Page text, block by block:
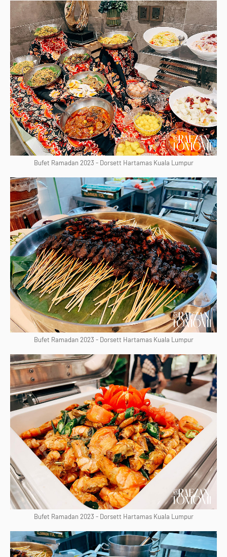
Bufet Ramadan 2023 - Dorsett Hartamas Kuala Lumpur
Bufet Ramadan 2023 - Dorsett Hartamas Kuala Lumpur
Bufet Ramadan 2023 - Dorsett Hartamas Kuala Lumpur